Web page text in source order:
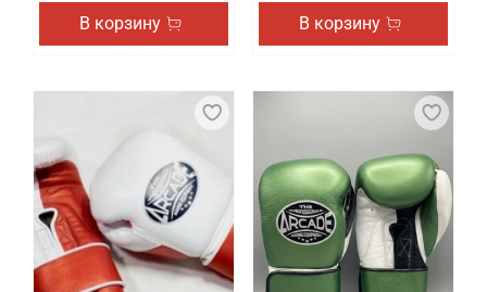
В корзину В корзину